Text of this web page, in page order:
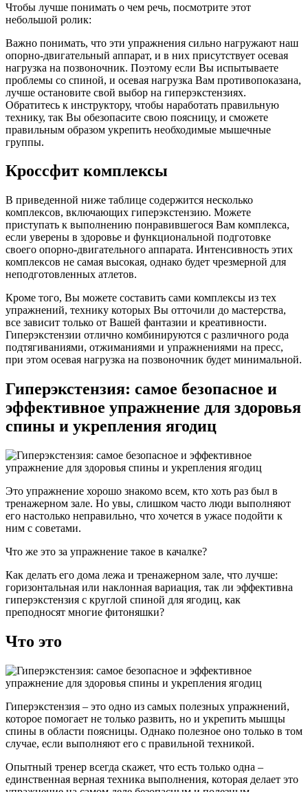
Чтобы лучше понимать о чем речь, посмотрите этот
небольшой ролик:
Важно понимать, что эти упражнения сильно нагружают наш
опорно-двигательный аппарат, и в них присутствует осевая
нагрузка на позвоночник. Поэтому если Вы испытываете
проблемы со спиной, и осевая нагрузка Вам противопоказана,
лучше остановите свой выбор на гиперэкстензиях.
Обратитесь к инструктору, чтобы наработать правильную
технику, так Вы обезопасите свою поясницу, и сможете
правильным образом укрепить необходимые мышечные
группы.
Кроссфит комплексы
В приведенной ниже таблице содержится несколько
комплексов, включающих гиперэкстензию. Можете
приступать к выполнению понравившегося Вам комплекса,
если уверены в здоровье и функциональной подготовке
своего опорно-двигательного аппарата. Интенсивность этих
комплексов не самая высокая, однако будет чрезмерной для
неподготовленных атлетов.
Кроме того, Вы можете составить сами комплексы из тех
упражнений, технику которых Вы отточили до мастерства,
все зависит только от Вашей фантазии и креативности.
Гиперэкстензии отлично комбинируются с различного рода
подтягиваниями, отжиманиями и упражнениями на пресс,
при этом осевая нагрузка на позвоночник будет минимальной.
Гиперэкстензия: самое безопасное и
эффективное упражнение для здоровья
спины и укрепления ягодиц
Это упражнение хорошо знакомо всем, кто хоть раз был в
тренажерном зале. Но увы, слишком часто люди выполняют
его настолько неправильно, что хочется в ужасе подойти к
ним с советами.
Что же это за упражнение такое в качалке?
Как делать его дома лежа и тренажерном зале, что лучше:
горизонтальная или наклонная вариация, так ли эффективна
гиперэкстензия с круглой спиной для ягодиц, как
преподносят многие фитоняшки?
Что это
Гиперэкстензия – это одно из самых полезных упражнений,
которое помогает не только развить, но и укрепить мышцы
спины в области поясницы. Однако полезное оно только в том
случае, если выполняют его с правильной техникой.
Опытный тренер всегда скажет, что есть только одна –
единственная верная техника выполнения, которая делает это